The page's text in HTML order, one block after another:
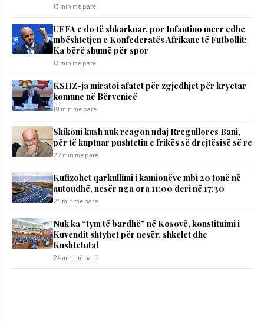
13 min më parë
UEFA e do të shkarkuar, por Infantino merr edhe
mbështetjen e Konfederatës Afrikane të Futbollit:
Ka bërë shumë për spor
13 min më parë
KSHZ-ja miratoi afatet për zgjedhjet për kryetar
komune në Bërvenicë
19 min më parë
Shikoni kush nuk reagon ndaj Rregullores Bani,
për të kuptuar pushtetin e frikës së drejtësisë së re
22 min më parë
Kufizohet qarkullimi i kamionëve mbi 20 tonë në
autoudhë, nesër nga ora 11:00 deri në 17:30
24 min më parë
Nuk ka “tym të bardhë” në Kosovë, konstituimi i
Kuvendit shtyhet për nesër, shkelet dhe
Kushtetuta!
24 min më parë